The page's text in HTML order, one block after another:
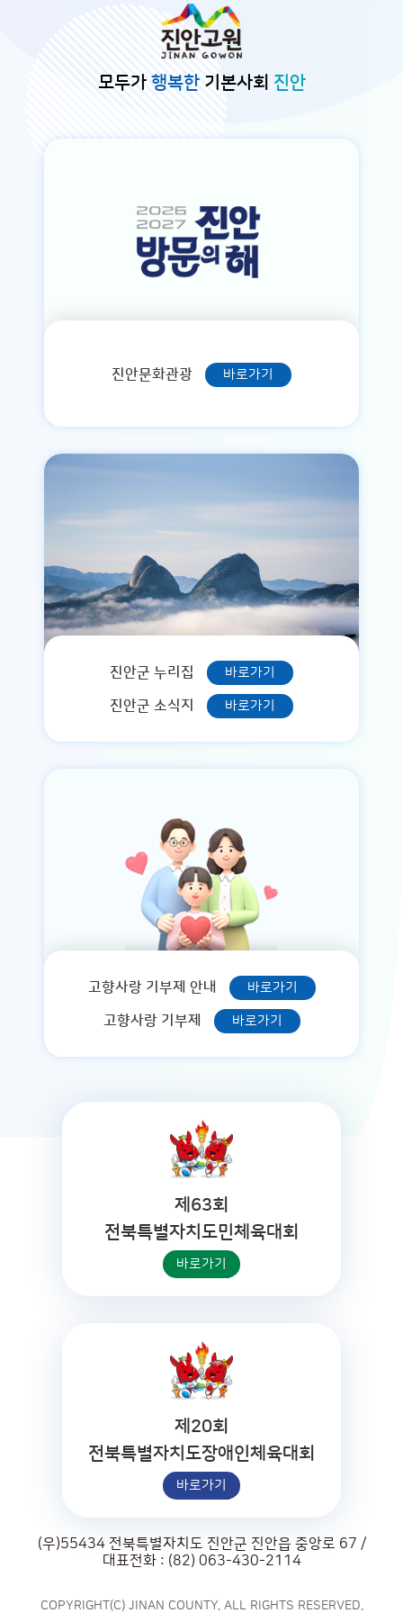
모두가 행복한기본사회 진안
진안문화관광 바로가기
진안군 누리집 바로가기
진안군 소식지 바로가기
고향사랑 기부제 안내 바로가기
고향사랑 기부제 바로가기
제63회
전북특별자치도민체육대회
바로가기
제20회
전북특별자치도장애인체육대회
바로가기
(우)55434 전북특별자치도 진안군 진안읍 중앙로 67 /
대표전화 : (82) 063-430-2114
COPYRIGHT(C) JINAN COUNTY. ALL RIGHTS RESERVED.